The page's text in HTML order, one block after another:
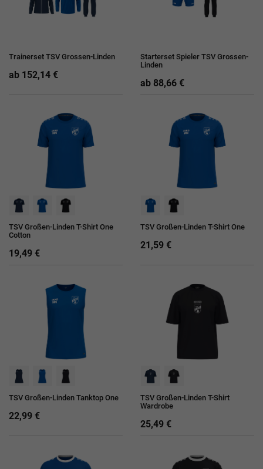
Trainerset TSV Grossen-Linden
ab 152,14 €
Starterset Spieler TSV Grossen-
Linden
ab 88,66 €
TSV Großen-Linden T-Shirt One
Cotton
19,49 €
TSV Großen-Linden T-Shirt One
21,59 €
TSV Großen-Linden Tanktop One
22,99 €
TSV Großen-Linden T-Shirt
Wardrobe
25,49 €